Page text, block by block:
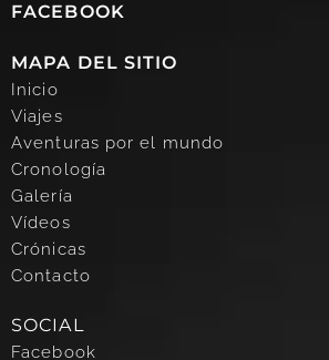
FACEBOOK
MAPA DEL SITIO
Inicio
Viajes
Aventuras por el mundo
Cronología
Galería
Vídeos
Crónicas
Contacto
SOCIAL
Facebook